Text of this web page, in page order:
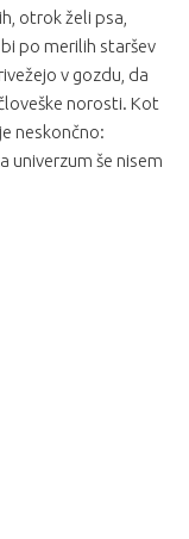
otrok želi psa,
po merilih staršev
v gozdu, da
norosti. Kot
neskončno:
univerzum še nisem